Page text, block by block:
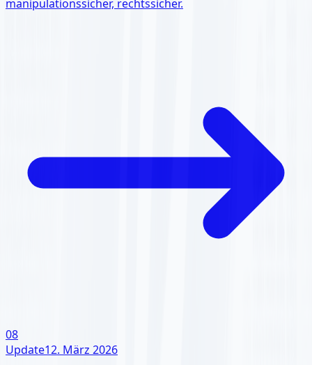
manipulationssicher, rechtssicher.
08
Update12. März 2026